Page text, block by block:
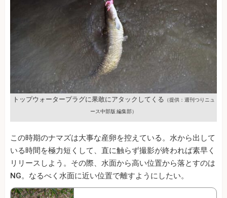
トップウォータープラグに果敢にアタックしてくる （提供：週刊つりニュ
ース中部版 編集部）
この時期のナマズは大事な産卵を控えている。水から出して
いる時間を極力短くして、直に触らず撮影が終われば素早く
リリースしよう。その際、水面から高い位置から落とすのは
NG。なるべく水面に近い位置で離すようにしたい。